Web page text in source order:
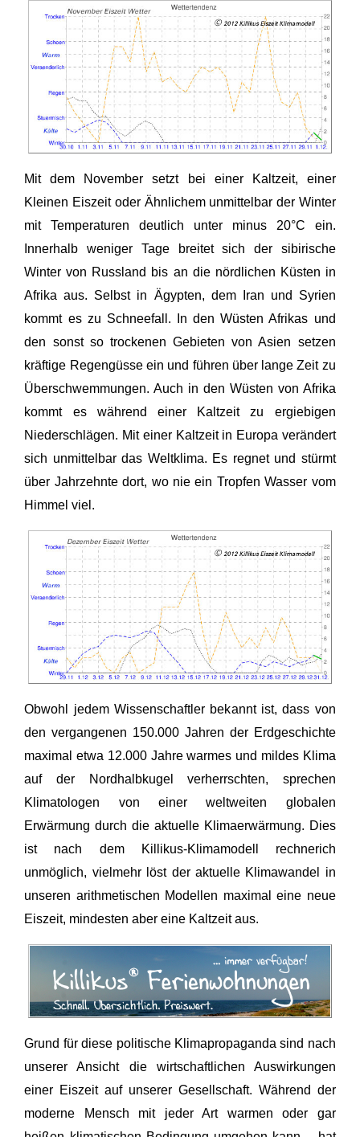
Mit dem November setzt bei einer Kaltzeit, einer
Kleinen Eiszeit oder Ähnlichem unmittelbar der Winter
mit Temperaturen deutlich unter minus 20°C ein.
Innerhalb weniger Tage breitet sich der sibirische
Winter von Russland bis an die nördlichen Küsten in
Afrika aus. Selbst in Ägypten, dem Iran und Syrien
kommt es zu Schneefall. In den Wüsten Afrikas und
den sonst so trockenen Gebieten von Asien setzen
kräftige Regengüsse ein und führen über lange Zeit zu
Überschwemmungen. Auch in den Wüsten von Afrika
kommt es während einer Kaltzeit zu ergiebigen
Niederschlägen. Mit einer Kaltzeit in Europa verändert
sich unmittelbar das Weltklima. Es regnet und stürmt
über Jahrzehnte dort, wo nie ein Tropfen Wasser vom
Himmel viel.
Obwohl jedem Wissenschaftler bekannt ist, dass von
den vergangenen 150.000 Jahren der Erdgeschichte
maximal etwa 12.000 Jahre warmes und mildes Klima
auf der Nordhalbkugel verherrschten, sprechen
Klimatologen von einer weltweiten globalen
Erwärmung durch die aktuelle Klimaerwärmung. Dies
ist nach dem Killikus-Klimamodell rechnerich
unmöglich, vielmehr löst der aktuelle Klimawandel in
unseren arithmetischen Modellen maximal eine neue
Eiszeit, mindesten aber eine Kaltzeit aus.
Grund für diese politische Klimapropaganda sind nach
unserer Ansicht die wirtschaftlichen Auswirkungen
einer Eiszeit auf unserer Gesellschaft. Während der
moderne Mensch mit jeder Art warmen oder gar